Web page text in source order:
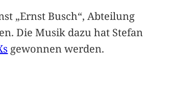
„Ernst Busch“, Abteilung
Die Musik dazu hat Stefan
gewonnen werden.